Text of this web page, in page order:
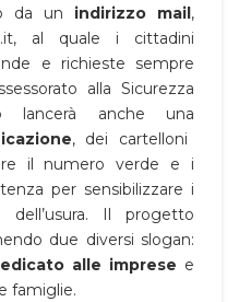
da un indirizzo mail,
al quale i cittadini
e richieste sempre
alla Sicurezza
lancerà anche una
, dei cartelloni
il numero verde e i
per sensibilizzare i
Il progetto
due diversi slogan:
alle imprese e
famiglie.